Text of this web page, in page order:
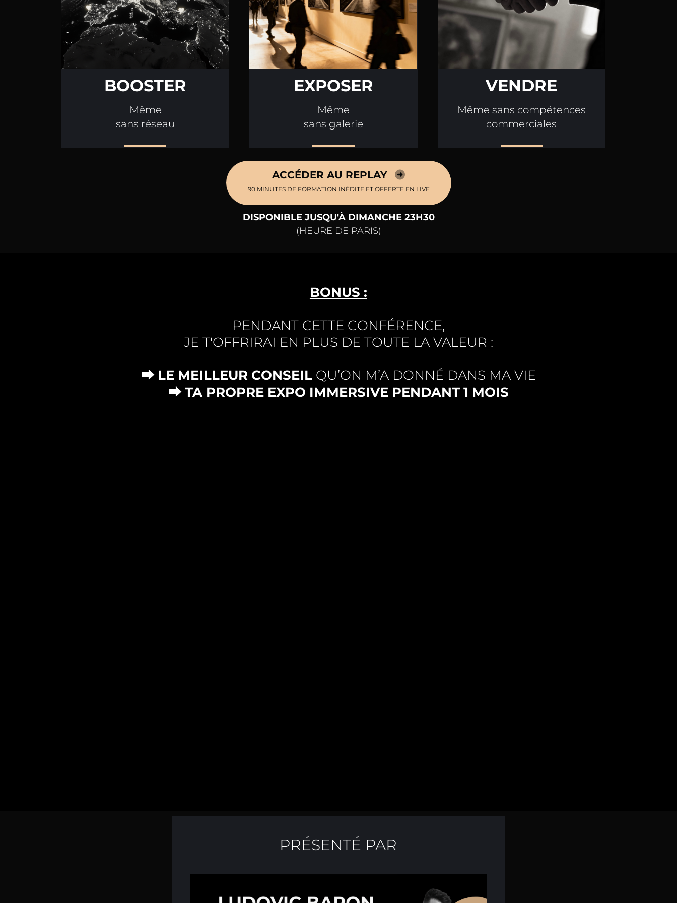
BOOSTER
Même
sans réseau
EXPOSER
Même
sans galerie
VENDRE
Même sans compétences
commerciales
ACCÉDER AU REPLAY
90 MINUTES DE FORMATION INÉDITE ET OFFERTE EN LIVE
DISPONIBLE JUSQU'À DIMANCHE 23H30
(HEURE DE PARIS)
BONUS :
PENDANT CETTE CONFÉRENCE,
JE T'OFFRIRAI EN PLUS DE TOUTE LA VALEUR :
⮕ LE MEILLEUR CONSEIL QU’ON M’A DONNÉ DANS MA VIE
⮕ TA PROPRE EXPO IMMERSIVE PENDANT 1 MOIS
PRÉSENTÉ PAR